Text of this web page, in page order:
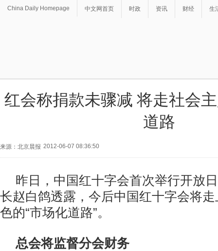
China Daily Homepage 中文网首页 时政 资讯 财经 生
红会称捐款未骤减 将走社会
道路
来源：北京晨报 2012-06-07 08:36:50
昨日，中国红十字会首次举行开放
长赵白鸽透露，今后中国红十字会将
色的“市场化道路”。
总会将监督分会财务